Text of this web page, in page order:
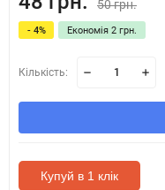
50 грн.
- 4% Економія 2 грн.
Кількість:
Купуй в 1 клік